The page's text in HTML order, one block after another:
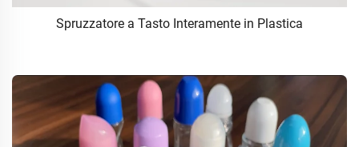
Spruzzatore a Tasto Interamente in Plastica